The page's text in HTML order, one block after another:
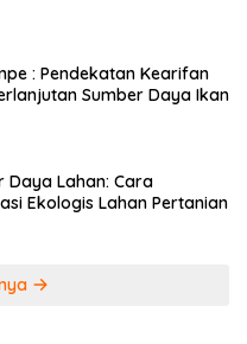
: Pendekatan Kearifan
Sumber Daya Ikan
Daya Lahan: Cara
Ekologis Lahan Pertanian